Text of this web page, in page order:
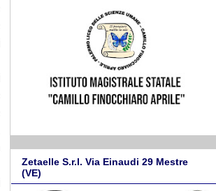
Zetaelle S.r.l. Via Einaudi 29 Mestre
(VE)